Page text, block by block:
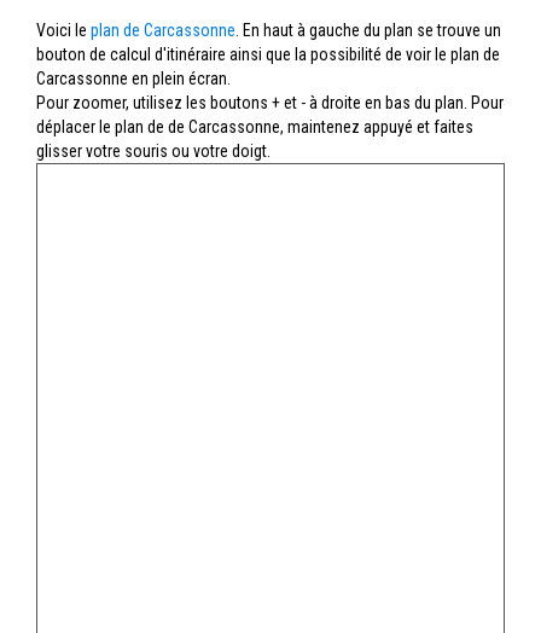
Voici le plan de Carcassonne . En haut à gauche du plan se trouve un
bouton de calcul d'itinéraire ainsi que la possibilité de voir le plan de
Carcassonne en plein écran.
Pour zoomer, utilisez les boutons + et - à droite en bas du plan. Pour
déplacer le plan de de Carcassonne, maintenez appuyé et faites
glisser votre souris ou votre doigt.